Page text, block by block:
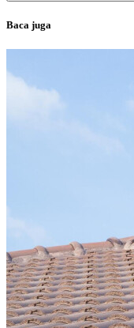
Baca juga